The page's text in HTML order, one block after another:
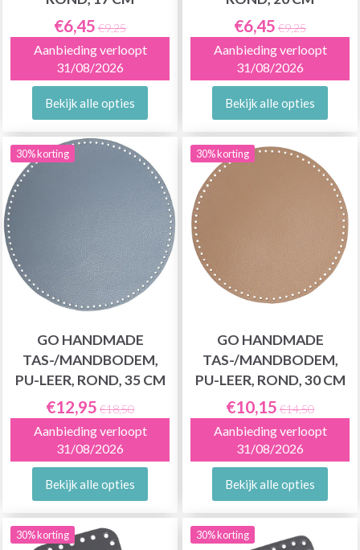
€6,45 €9,25
Aanbieding verloopt
31/08/2026
Bekijk alle opties
€6,45 €9,25
Aanbieding verloopt
31/08/2026
Bekijk alle opties
30% korting
GO HANDMADE
TAS-/MANDBODEM,
PU-LEER, ROND, 35 CM
€12,95 €18,50
Aanbieding verloopt
31/08/2026
Bekijk alle opties
30% korting
GO HANDMADE
TAS-/MANDBODEM,
PU-LEER, ROND, 30 CM
€10,15 €14,50
Aanbieding verloopt
31/08/2026
Bekijk alle opties
30% korting 30% korting